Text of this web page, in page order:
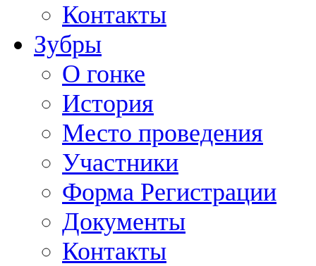
Контакты
Зубры
О гонке
История
Место проведения
Участники
Форма Регистрации
Документы
Контакты